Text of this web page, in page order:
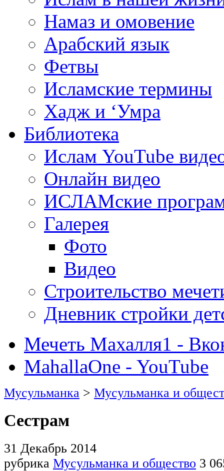
Намаз и омовение
Арабский язык
Фетвы
Исламские термины
Хадж и ‘Умра
Библиотека
Ислам YouTube
Онлайн видео
ИСЛАМские
Галерея
Фото
Видео
Строительство
Дневник стройки
Мечеть Махалля1 -
MahallaOne - YouTube
Мусульманка > Мусульманка и
Сестрам
31 Декабрь 2014
рубрика Мусульманка и общество 3